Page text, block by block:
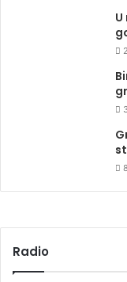
Radio